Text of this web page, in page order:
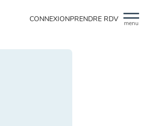
menu
CONNEXIONPRENDRE RDV